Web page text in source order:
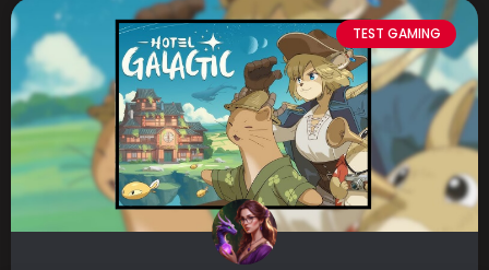
TEST GAMING